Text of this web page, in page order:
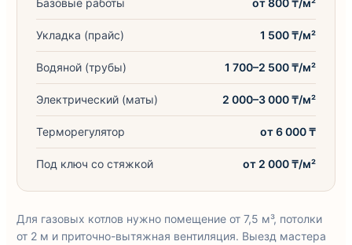
Базовые работы от 800 ₸/м²
Укладка (прайс) 1 500 ₸/м²
Водяной (трубы) 1 700–2 500 ₸/м²
Электрический (маты) 2 000–3 000 ₸/м²
Терморегулятор от 6 000 ₸
Под ключ со стяжкой от 2 000 ₸/м²
Для газовых котлов нужно помещение от 7,5 м³, потолки
от 2 м и приточно-вытяжная вентиляция. Выезд мастера